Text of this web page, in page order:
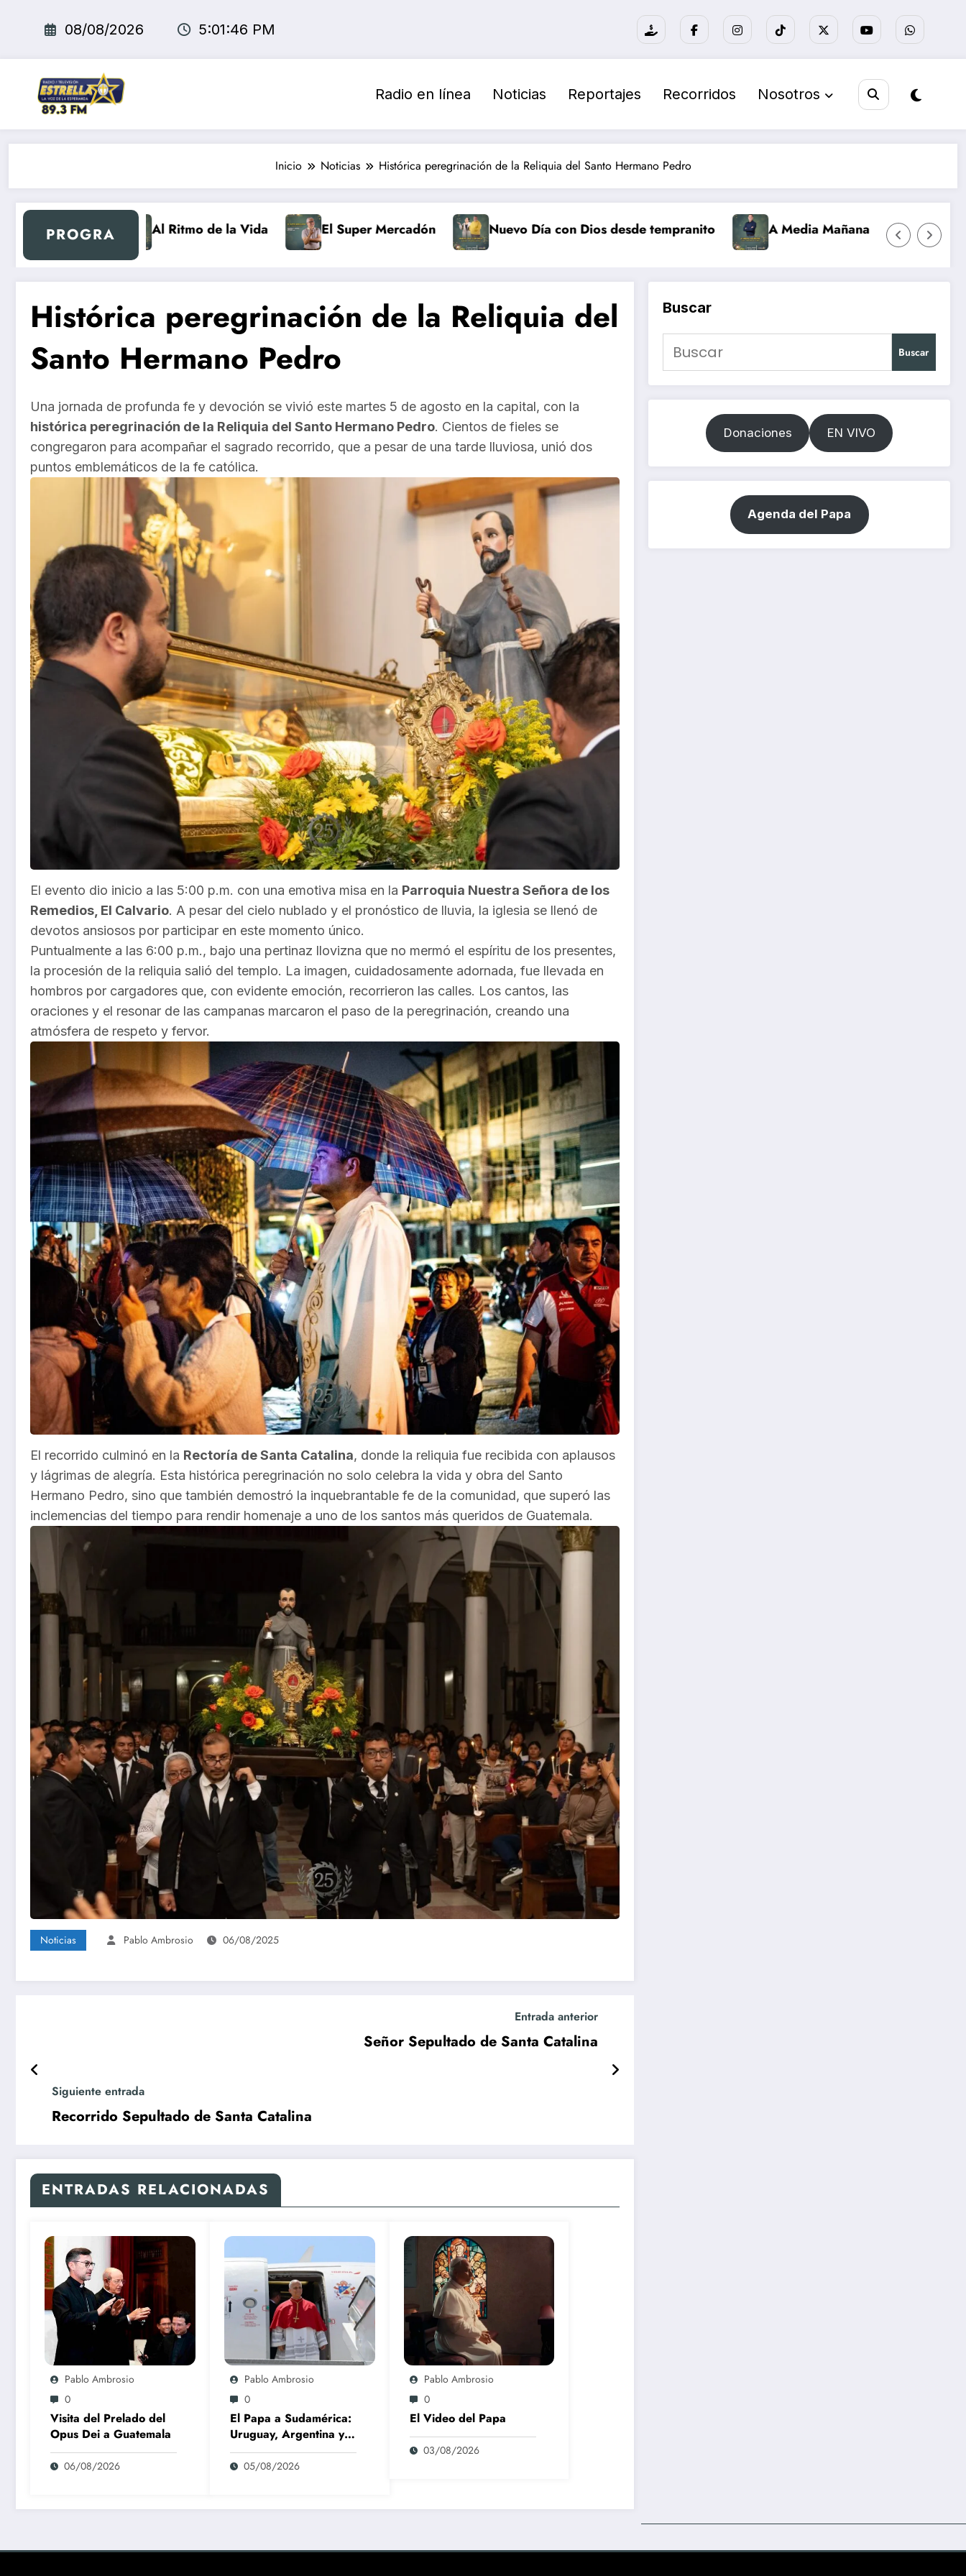
08/08/2026 5:01:48 PM
Radio en línea Noticias Reportajes Recorridos Nosotros
Inicio Noticias Histórica peregrinación de la Reliquia del Santo Hermano Pedro
PROGRA
Al Ritmo de la Vida El Super Mercadón Nuevo Día con Dios desde tempranito A Media Mañana Nuevo día Retro
Histórica peregrinación de la Reliquia del
Santo Hermano Pedro
Una jornada de profunda fe y devoción se vivió este martes 5 de agosto en la capital, con la
histórica peregrinación de la Reliquia del Santo Hermano Pedro. Cientos de fieles se
congregaron para acompañar el sagrado recorrido, que a pesar de una tarde lluviosa, unió dos
puntos emblemáticos de la fe católica.
El evento dio inicio a las 5:00 p.m. con una emotiva misa en la Parroquia Nuestra Señora de los
Remedios, El Calvario. A pesar del cielo nublado y el pronóstico de lluvia, la iglesia se llenó de
devotos ansiosos por participar en este momento único.
Puntualmente a las 6:00 p.m., bajo una pertinaz llovizna que no mermó el espíritu de los presentes,
la procesión de la reliquia salió del templo. La imagen, cuidadosamente adornada, fue llevada en
hombros por cargadores que, con evidente emoción, recorrieron las calles. Los cantos, las
oraciones y el resonar de las campanas marcaron el paso de la peregrinación, creando una
atmósfera de respeto y fervor.
El recorrido culminó en la Rectoría de Santa Catalina, donde la reliquia fue recibida con aplausos
y lágrimas de alegría. Esta histórica peregrinación no solo celebra la vida y obra del Santo
Hermano Pedro, sino que también demostró la inquebrantable fe de la comunidad, que superó las
inclemencias del tiempo para rendir homenaje a uno de los santos más queridos de Guatemala.
Noticias Pablo Ambrosio 06/08/2025
Entrada anterior
Señor Sepultado de Santa Catalina
Siguiente entrada
Recorrido Sepultado de Santa Catalina
ENTRADAS RELACIONADAS
Pablo Ambrosio
0
Visita del Prelado del
Opus Dei a Guatemala
06/08/2026
Pablo Ambrosio
0
El Papa a Sudamérica:
Uruguay, Argentina y
Perú
05/08/2026
Pablo Ambrosio
0
El Video del Papa
03/08/2026
Buscar
Buscar
Donaciones EN VIVO
Agenda del Papa